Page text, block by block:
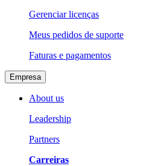
Gerenciar licenças
Meus pedidos de suporte
Faturas e pagamentos
Empresa
About us
Leadership
Partners
Carreiras